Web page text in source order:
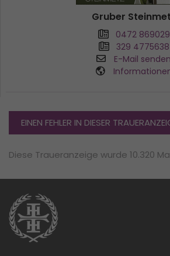
Gruber
0472 869029
329 4775638
E-Mail senden
EINEN FEHLER IN DIESER
Diese Traueranzeige wurde 10.320